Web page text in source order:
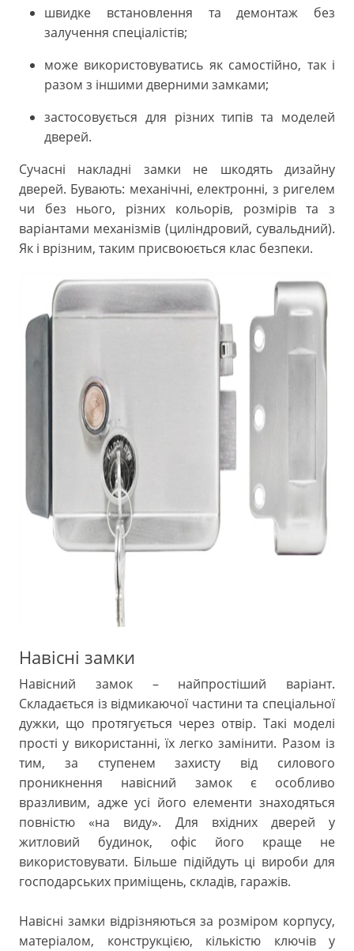
швидке встановлення та демонтаж без
залучення спеціалістів;
може використовуватись як самостійно, так і
разом з іншими дверними замками;
застосовується для різних типів та моделей
дверей.
Сучасні накладні замки не шкодять дизайну
дверей. Бувають: механічні, електронні, з ригелем
чи без нього, різних кольорів, розмірів та з
варіантами механізмів (циліндровий, сувальдний).
Як і врізним, таким присвоюється клас безпеки.
Навісні замки
Навісний замок – найпростіший варіант.
Складається із відмикаючої частини та спеціальної
дужки, що протягується через отвір. Такі моделі
прості у використанні, їх легко замінити. Разом із
тим, за ступенем захисту від силового
проникнення навісний замок є особливо
вразливим, адже усі його елементи знаходяться
повністю «на виду». Для вхідних дверей у
житловий будинок, офіс його краще не
використовувати. Більше підійдуть ці вироби для
господарських приміщень, складів, гаражів.
Навісні замки відрізняються за розміром корпусу,
матеріалом, конструкцією, кількістю ключів у